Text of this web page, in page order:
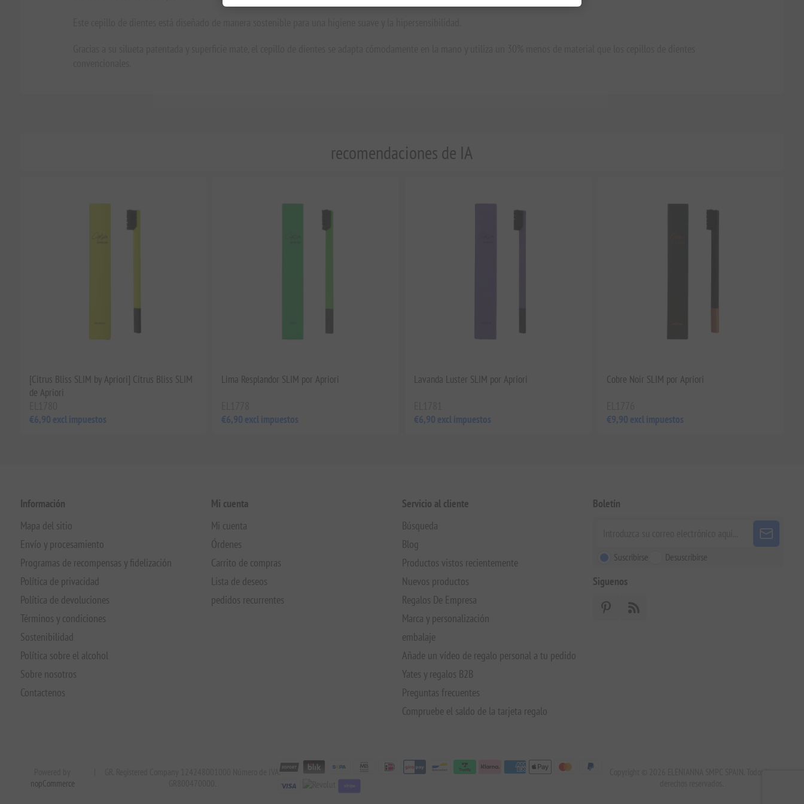
recomendaciones de IA
[Citrus Bliss SLIM by Apriori] Citrus Bliss SLIM
de Apriori
€6,90 excl impuestos
Lima Resplandor SLIM por Apriori
€6,90 excl impuestos
Lavanda Luster SLIM por Apriori
€6,90 excl impuestos
Cobre Noir SLIM por Apriori
€9,90 excl impuestos
Información
Mapa del sitio
Envío y procesamiento
Programas de recompensas y fidelización
Política de privacidad
Política de devoluciones
Términos y condiciones
Sostenibilidad
Política sobre el alcohol
Sobre nosotros
Contactenos
Mi cuenta
Mi cuenta
Órdenes
Carrito de compras
Lista de deseos
pedidos recurrentes
Servicio al cliente
Búsqueda
Blog
Productos vistos recientemente
Nuevos productos
Regalos De Empresa
Marca y personalización
embalaje
Añade un vídeo de regalo personal a tu pedido
Yates y regalos B2B
Preguntas frecuentes
Compruebe el saldo de la tarjeta regalo
Boletín
Suscribirse Desuscribirse
Siguenos
nopCommerce
GR. Registered Company 124248001000 Número de IVA: